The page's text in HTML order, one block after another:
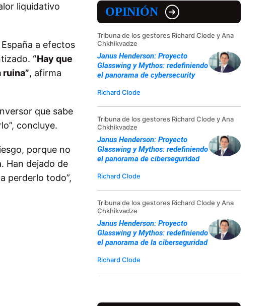
liquidativo
a efectos
“Hay que
, afirma
que sabe
concluye.
porque no
Han dejado de
perderlo todo”,
OPINIÓN
Tribuna de los gestores Richard Clode y Ana
Chkhikvadze
Janus Henderson: Proyecto
Glasswing y Mythos: redefiniendo
el panorama de cybersecurity
Richard Clode
Tribuna de los gestores Richard Clode y Ana
Chkhikvadze
Janus Henderson: Proyecto
Glasswing y Mythos: redefiniendo
el panorama de ciberseguridad
Richard Clode
Tribuna de los gestores Richard Clode y Ana
Chkhikvadze
Janus Henderson: Proyecto
Glasswing y Mythos: redefiniendo
el panorama de la ciberseguridad
Richard Clode